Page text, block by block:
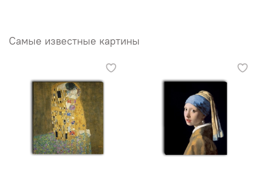
Самые известные картины